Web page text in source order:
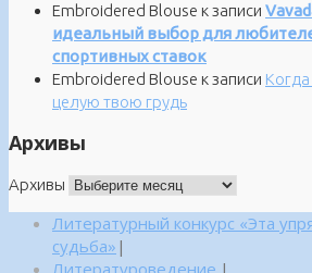
Embroidered Blouse к записи
идеальный выбор для
спортивных ставок
Embroidered Blouse к записи Когда
целую твою грудь
Архивы
Архивы
Литературный конкурс «Эта
судьба» |